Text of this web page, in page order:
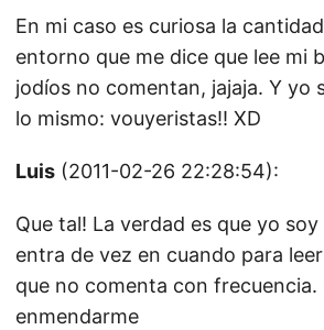
En mi caso es curiosa la
entorno que me dice que lee mi
jodíos no comentan, jajaja. Y yo
lo mismo: vouyeristas!! XD
Luis (2011-02-26 22:28:54):
Que tal! La verdad es que yo
entra de vez en cuando para
que no comenta con
enmendarme